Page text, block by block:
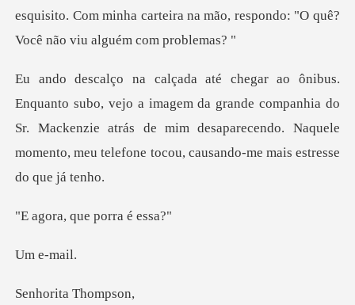
esquisito. Com minha carteira na mão, respo
agem da grande companhia do
Sr. Mackenzie atrás de mim desaparecendo. Naqu
que porr
e-m
ita Th